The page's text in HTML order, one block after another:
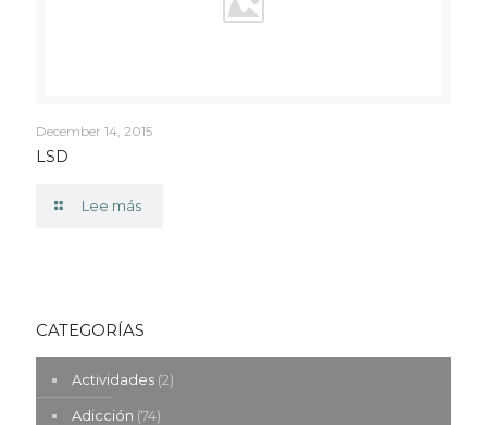
December 14, 2015
LSD
Lee más
CATEGORÍAS
Actividades (2)
Adicción (74)